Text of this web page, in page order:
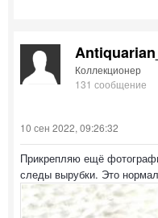
Коллекционер
131 сообщение
10 сен 2022, 09:26:32
Прикрепляю ещё
следы вырубки. Это